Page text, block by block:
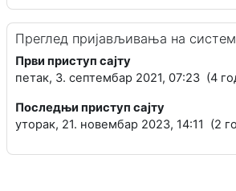
Преглед пријављивања на систем
Први приступ сајту
петак, 3. септембар 2021, 07:23 (4
Последњи приступ сајту
уторак, 21. новембар 2023, 14:11 (2